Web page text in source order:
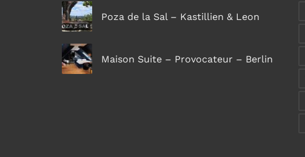
Poza de la Sal – Kastillien & Leon
Maison Suite – Provocateur – Berlin